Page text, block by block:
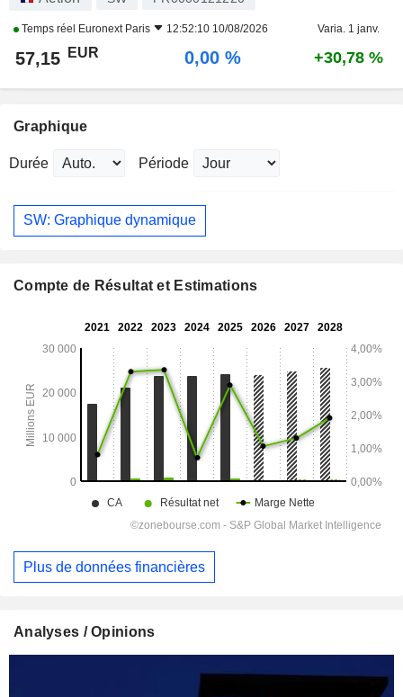
Temps réel Euronext Paris 12:52:10 10/08/2026 Varia. 1 janv.
57,15 EUR 0,00 % +30,78 %
Graphique
Durée Période
SW: Graphique dynamique
Compte de Résultat et Estimations
Plus de données financières
Analyses / Opinions